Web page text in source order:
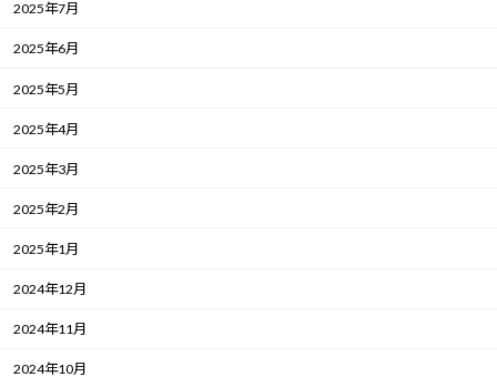
2025年7月
2025年6月
2025年5月
2025年4月
2025年3月
2025年2月
2025年1月
2024年12月
2024年11月
2024年10月